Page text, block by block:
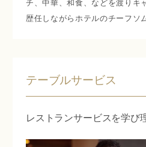
歴任しながらホテルのチーフソ
テーブルサービス
レストランサービスを学び